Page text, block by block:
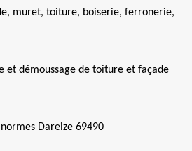
muret, toiture, boiserie, ferronerie,
et démoussage de toiture et façade
Dareize 69490